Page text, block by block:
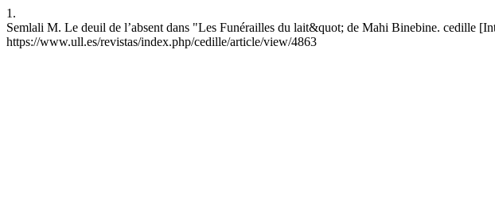
1.
Semlali M. Le deuil de l’absent dans "Les Funérailles du lait&quot; de Mahi Binebine. cedille
https://www.ull.es/revistas/index.php/cedille/article/view/4863